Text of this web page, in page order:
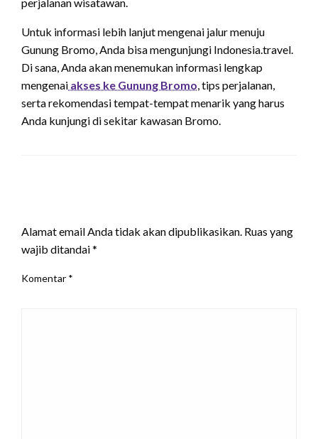
perjalanan wisatawan.
Untuk informasi lebih lanjut mengenai jalur menuju
Gunung Bromo, Anda bisa mengunjungi Indonesia.travel.
Di sana, Anda akan menemukan informasi lengkap
mengenai akses ke Gunung Bromo, tips perjalanan,
serta rekomendasi tempat-tempat menarik yang harus
Anda kunjungi di sekitar kawasan Bromo.
Alamat email Anda tidak akan dipublikasikan. Ruas yang
wajib ditandai*
Komentar *